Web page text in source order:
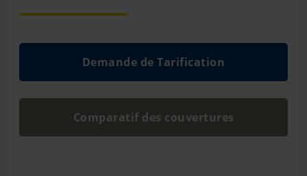
Demande de Tarification
Comparatif des couvertures